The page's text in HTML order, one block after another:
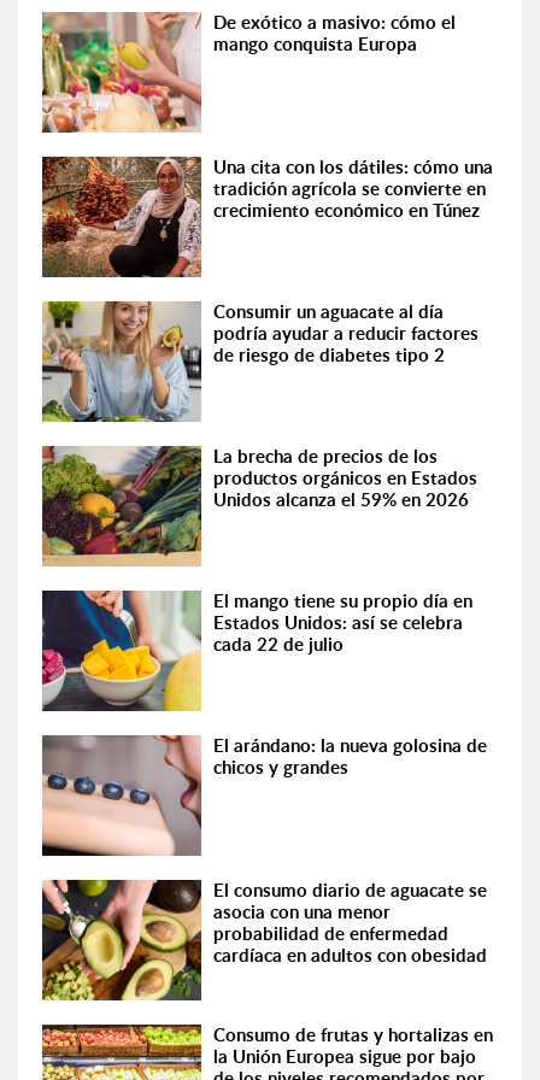
De exótico a masivo: cómo el
mango conquista Europa
Una cita con los dátiles: cómo una
tradición agrícola se convierte en
crecimiento económico en Túnez
Consumir un aguacate al día
podría ayudar a reducir factores
de riesgo de diabetes tipo 2
La brecha de precios de los
productos orgánicos en Estados
Unidos alcanza el 59% en 2026
El mango tiene su propio día en
Estados Unidos: así se celebra
cada 22 de julio
El arándano: la nueva golosina de
chicos y grandes
El consumo diario de aguacate se
asocia con una menor
probabilidad de enfermedad
cardíaca en adultos con obesidad
Consumo de frutas y hortalizas en
la Unión Europea sigue por bajo